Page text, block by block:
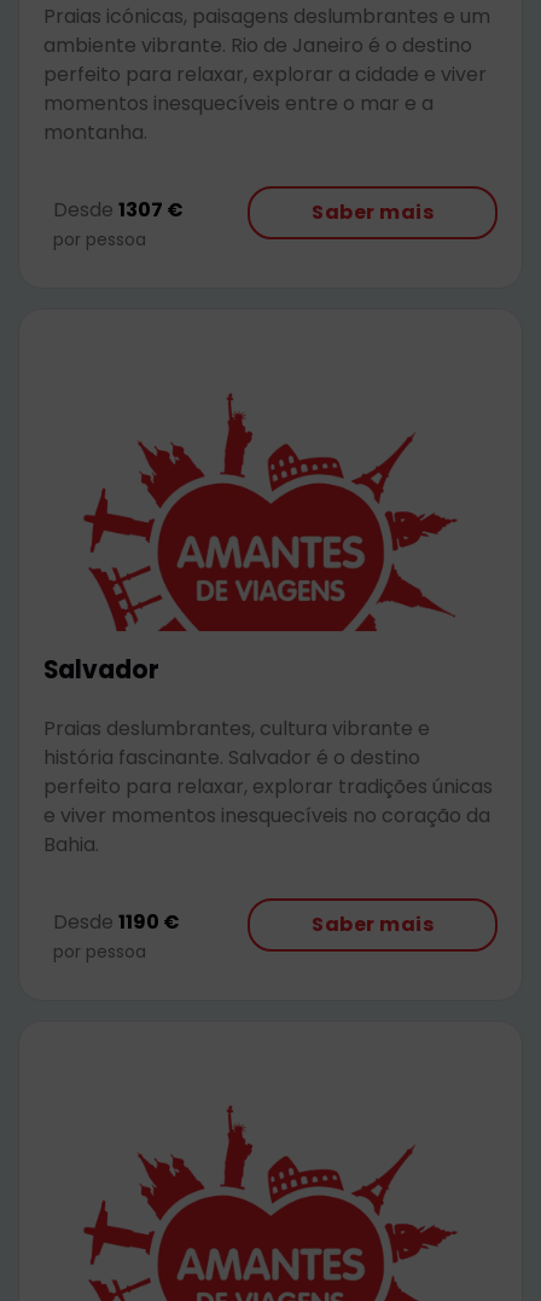
Praias icónicas, paisagens deslumbrantes e um
ambiente vibrante. Rio de Janeiro é o destino
perfeito para relaxar, explorar a cidade e viver
momentos inesquecíveis entre o mar e a
montanha.
Desde 1307 €
por pessoa
Saber mais
Salvador
Praias deslumbrantes, cultura vibrante e
história fascinante. Salvador é o destino
perfeito para relaxar, explorar tradições únicas
e viver momentos inesquecíveis no coração da
Bahia.
Desde 1190 €
por pessoa
Saber mais